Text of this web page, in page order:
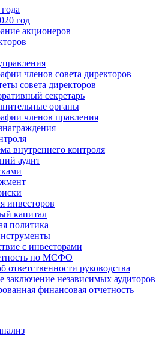
год
акционеров
членов совета директоров
совета директоров
секретарь
органы
членов правления
внутреннего контроля
аудит
инвесторов
капитал
политика
с инвеcторами
по МСФО
ответственности руководства
заключение независимых аудиторов
финансовая отчетность